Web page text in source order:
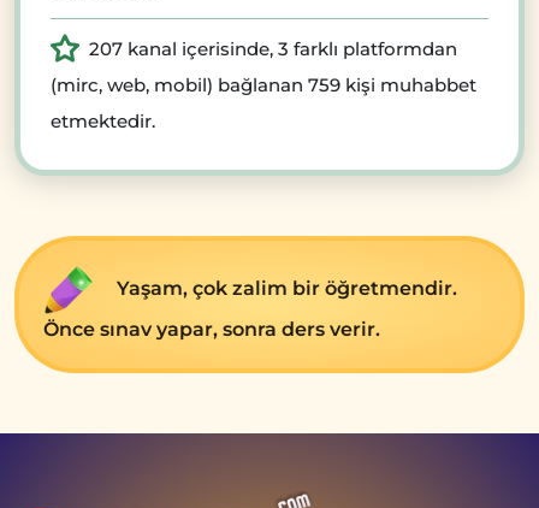
207 kanal içerisinde, 3 farklı platformdan
(mirc, web, mobil) bağlanan 759 kişi muhabbet
etmektedir.
Yaşam, çok zalim bir öğrеtmеndir.
Öncе sınav yapar, sonra dеrs vеrir.